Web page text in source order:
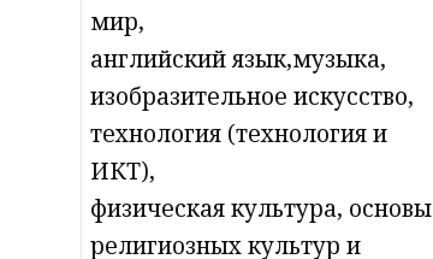
мир,
английский язык,музыка,
изобразительное искусство,
технология (технология и
ИКТ),
физическая культура, основы
религиозных культур и